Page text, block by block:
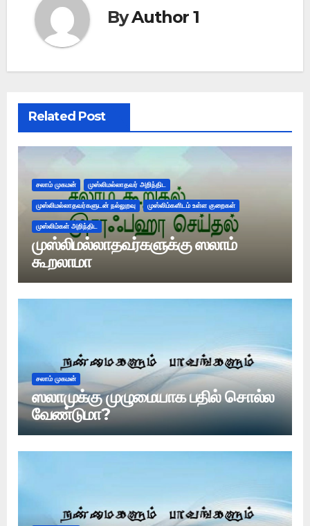
ByAuthor 1
Related Post
சலாம் முகமன் முஸ்லிமல்லாதவர் அறிந்திட
முஸ்லிமல்லாதவர்களுடன் நல்லுறவு முஸ்லிம்களிடம் உள்ள குறைகள்
முஸ்லிம்கள் அறிந்திட
முஸ்லிமல்லாதவர்களுக்கு ஸலாம்
கூறலாமா
சலாம் முகமன்
ஸலாமுக்கு முழுமையாக பதில் சொல்ல
வேண்டுமா?